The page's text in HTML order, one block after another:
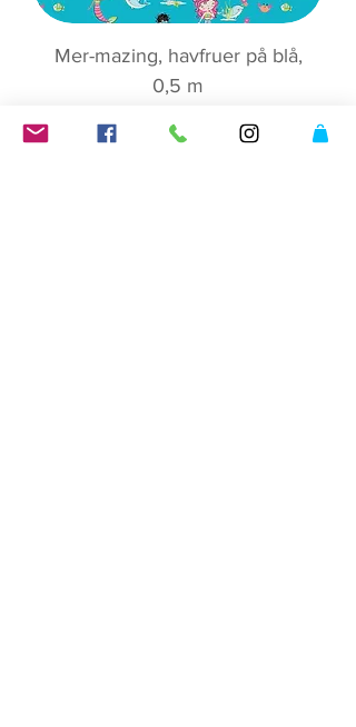
Mer-mazing, havfruer på blå,
0,5 m
135,00 kr